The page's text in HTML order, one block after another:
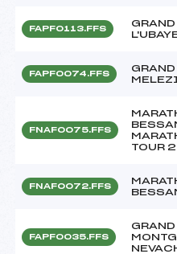
FAPF0113.FFS
FAPF0074.FFS
FNAF0075.FFS
TOUR 2
FNAF0072.FFS
FAPF0035.FFS